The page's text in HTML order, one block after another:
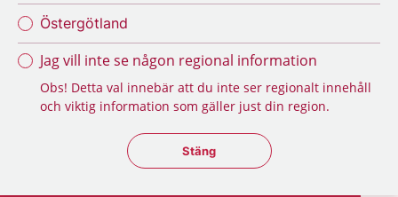
Östergötland
Jag vill inte se någon regional information
Obs! Detta val innebär att du inte ser regionalt innehåll
och viktig information som gäller just din region.
Stäng regionsväljaren
Stäng